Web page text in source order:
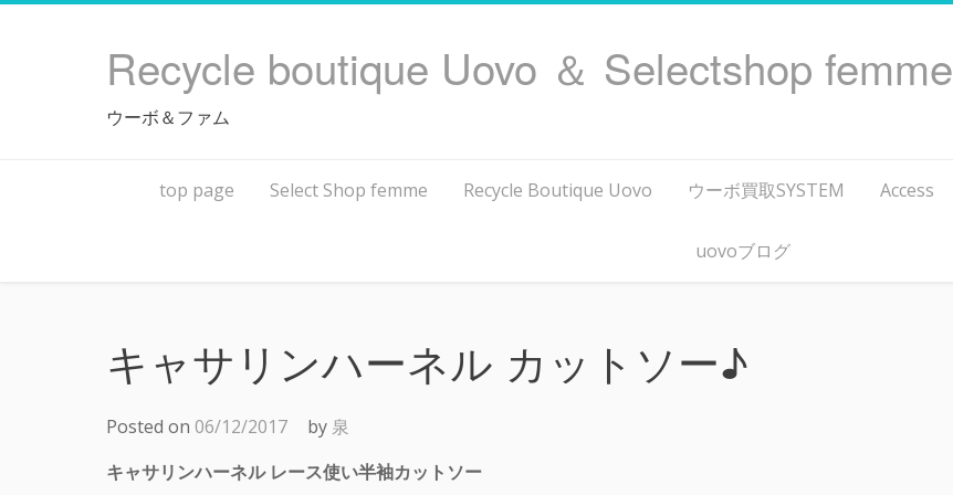
Recycle boutique Uovo ＆ Selectshop femme
ウーボ＆ファム
top page Select Shop femme Recycle Boutique Uovo ウーボ買取SYSTEM Access
uovoブログ
キャサリンハーネル カットソー♪
Posted on 06/12/2017 by 泉
キャサリンハーネル レース使い半袖カットソー